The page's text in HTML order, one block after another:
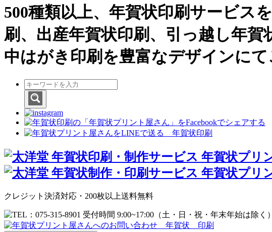
500種類以上、年賀状印刷サービス
刷、出産年賀状印刷、引っ越し年
中はがき印刷を豊富なデザインにて
クレジット決済対応・200枚以上送料無料